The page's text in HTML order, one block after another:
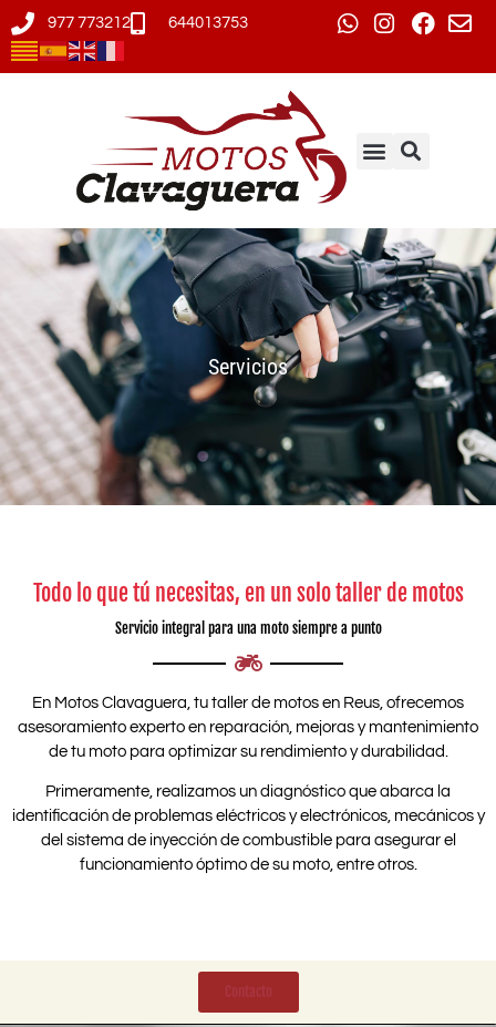
977 773212 644013753
Servicios
Todo lo que tú necesitas, en un solo taller de motos
Servicio integral para una moto siempre a punto
En Motos Clavaguera, tu taller de motos en Reus, ofrecemos
asesoramiento experto en reparación, mejoras y mantenimiento
de tu moto para optimizar su rendimiento y durabilidad.
Primeramente, realizamos un diagnóstico que abarca la
identificación de problemas eléctricos y electrónicos, mecánicos y
del sistema de inyección de combustible para asegurar el
funcionamiento óptimo de su moto, entre otros.
Contacto